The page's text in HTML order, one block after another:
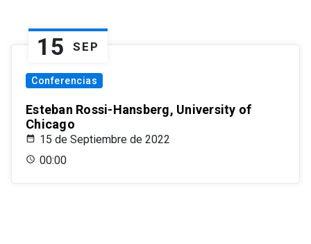
15 SEP
Conferencias
Esteban Rossi-Hansberg, University of
Chicago
15 de Septiembre de 2022
00:00